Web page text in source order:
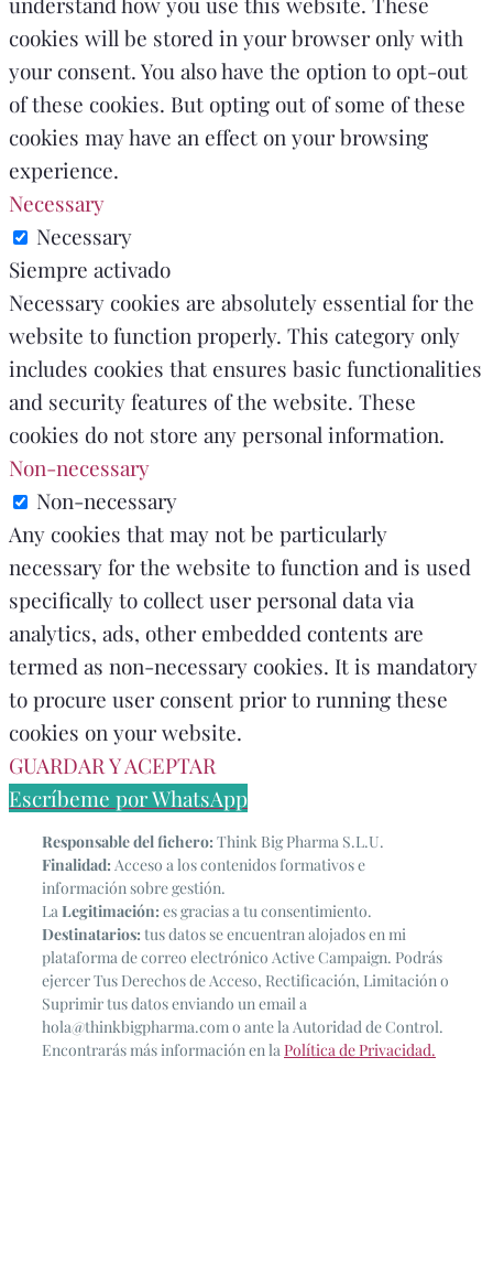
cookies will be stored in your browser only with
your consent. You also have the option to opt-out
of these cookies. But opting out of some of these
cookies may have an effect on your browsing
experience.
Necessary
Necessary
Siempre activado
Necessary cookies are absolutely essential for the
website to function properly. This category only
includes cookies that ensures basic functionalities
and security features of the website. These
cookies do not store any personal information.
Non-necessary
Non-necessary
Any cookies that may not be particularly
necessary for the website to function and is used
specifically to collect user personal data via
analytics, ads, other embedded contents are
termed as non-necessary cookies. It is mandatory
to procure user consent prior to running these
cookies on your website.
GUARDAR Y ACEPTAR
Escríbeme por WhatsApp
Responsable del fichero: Think Big Pharma S.L.U.
Finalidad: Acceso a los contenidos formativos e
información sobre gestión.
La Legitimación: es gracias a tu consentimiento.
Destinatarios: tus datos se encuentran alojados en mi
plataforma de correo electrónico Active Campaign. Podrás
ejercer Tus Derechos de Acceso, Rectificación, Limitación o
Suprimir tus datos enviando un email a
hola@thinkbigpharma.com o ante la Autoridad de Control.
Encontrarás más información en la Política de Privacidad.